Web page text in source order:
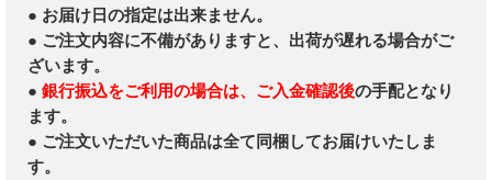
● お届け日の指定は出来ません。
● ご注文内容に不備がありますと、出荷が遅れる場合がご
ざいます。
● 銀行振込をご利用の場合は、ご入金確認後の手配となり
ます。
● ご注文いただいた商品は全て同梱してお届けいたしま
す。